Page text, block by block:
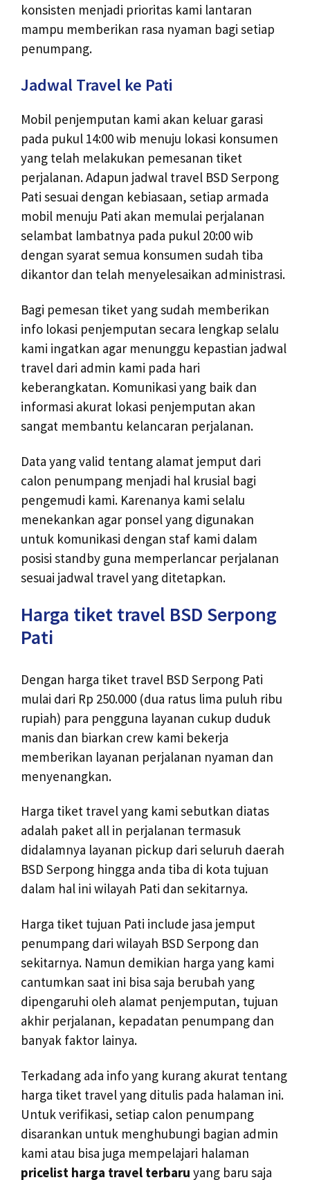
konsisten menjadi prioritas kami lantaran
mampu memberikan rasa nyaman bagi setiap
penumpang.
Jadwal Travel ke Pati
Mobil penjemputan kami akan keluar garasi
pada pukul 14:00 wib menuju lokasi konsumen
yang telah melakukan pemesanan tiket
perjalanan. Adapun jadwal travel BSD Serpong
Pati sesuai dengan kebiasaan, setiap armada
mobil menuju Pati akan memulai perjalanan
selambat lambatnya pada pukul 20:00 wib
dengan syarat semua konsumen sudah tiba
dikantor dan telah menyelesaikan administrasi.
Bagi pemesan tiket yang sudah memberikan
info lokasi penjemputan secara lengkap selalu
kami ingatkan agar menunggu kepastian jadwal
travel dari admin kami pada hari
keberangkatan. Komunikasi yang baik dan
informasi akurat lokasi penjemputan akan
sangat membantu kelancaran perjalanan.
Data yang valid tentang alamat jemput dari
calon penumpang menjadi hal krusial bagi
pengemudi kami. Karenanya kami selalu
menekankan agar ponsel yang digunakan
untuk komunikasi dengan staf kami dalam
posisi standby guna memperlancar perjalanan
sesuai jadwal travel yang ditetapkan.
Harga tiket travel BSD Serpong
Pati
Dengan harga tiket travel BSD Serpong Pati
mulai dari Rp 250.000 (dua ratus lima puluh ribu
rupiah) para pengguna layanan cukup duduk
manis dan biarkan crew kami bekerja
memberikan layanan perjalanan nyaman dan
menyenangkan.
Harga tiket travel yang kami sebutkan diatas
adalah paket all in perjalanan termasuk
didalamnya layanan pickup dari seluruh daerah
BSD Serpong hingga anda tiba di kota tujuan
dalam hal ini wilayah Pati dan sekitarnya.
Harga tiket tujuan Pati include jasa jemput
penumpang dari wilayah BSD Serpong dan
sekitarnya. Namun demikian harga yang kami
cantumkan saat ini bisa saja berubah yang
dipengaruhi oleh alamat penjemputan, tujuan
akhir perjalanan, kepadatan penumpang dan
banyak faktor lainya.
Terkadang ada info yang kurang akurat tentang
harga tiket travel yang ditulis pada halaman ini.
Untuk verifikasi, setiap calon penumpang
disarankan untuk menghubungi bagian admin
kami atau bisa juga mempelajari halaman
pricelist harga travel terbaru yang baru saja